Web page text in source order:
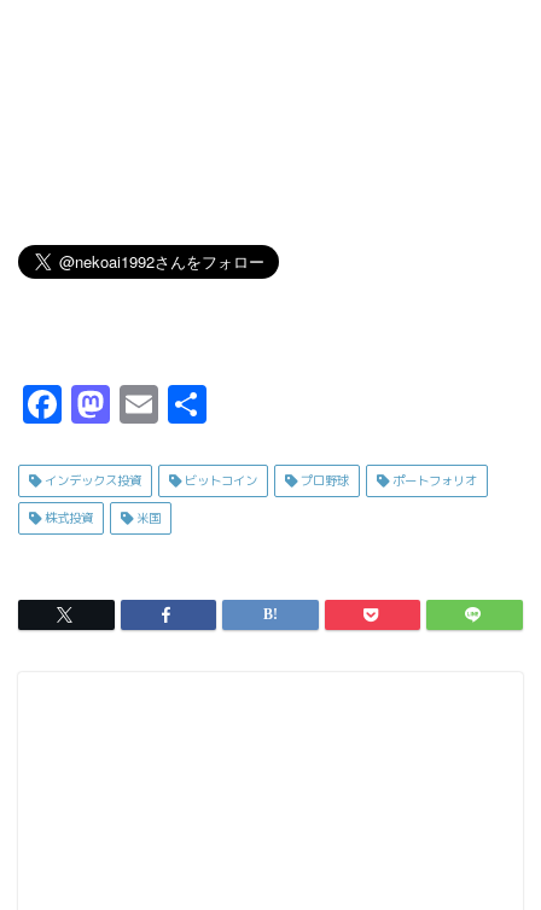
F
c
e
o
o
M
s
t
d
o
E
ai
l
インデックス投資 ビットコイン プロ野球 ポートフォリオ
株式投資 米国